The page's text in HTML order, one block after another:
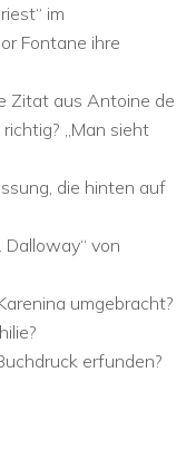
im
Fontane ihre
Zitat aus Antoine de
„Man sieht
die hinten auf
von
umgebracht?
erfunden?